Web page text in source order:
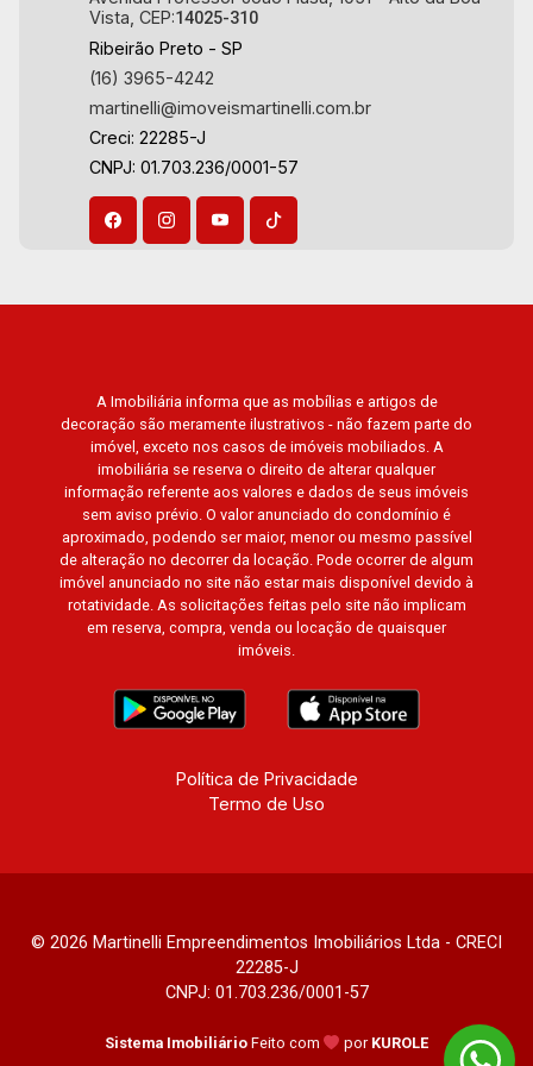
Vista, CEP:14025-310
Ribeirão Preto - SP
(16) 3965-4242
martinelli@imoveismartinelli.com.br
Creci: 22285-J
CNPJ: 01.703.236/0001-57
A Imobiliária informa que as mobílias e artigos de
decoração são meramente ilustrativos - não fazem parte do
imóvel, exceto nos casos de imóveis mobiliados. A
imobiliária se reserva o direito de alterar qualquer
informação referente aos valores e dados de seus imóveis
sem aviso prévio. O valor anunciado do condomínio é
aproximado, podendo ser maior, menor ou mesmo passível
de alteração no decorrer da locação. Pode ocorrer de algum
imóvel anunciado no site não estar mais disponível devido à
rotatividade. As solicitações feitas pelo site não implicam
em reserva, compra, venda ou locação de quaisquer
imóveis.
Política de Privacidade
Termo de Uso
© 2026 Martinelli Empreendimentos Imobiliários Ltda - CRECI
22285-J
CNPJ: 01.703.236/0001-57
Sistema Imobiliário Feito com por KUROLE